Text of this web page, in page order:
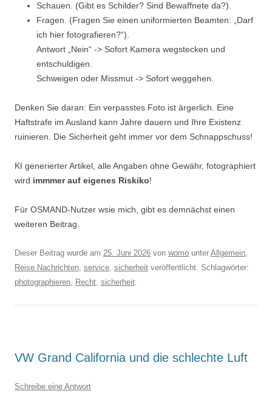
Schauen. (Gibt es Schilder? Sind Bewaffnete da?).
Fragen. (Fragen Sie einen uniformierten Beamten: „Darf
ich hier fotografieren?“).
Antwort „Nein“ -> Sofort Kamera wegstecken und
entschuldigen.
Schweigen oder Missmut -> Sofort weggehen.
Denken Sie daran: Ein verpasstes Foto ist ärgerlich. Eine
Haftstrafe im Ausland kann Jahre dauern und Ihre Existenz
ruinieren. Die Sicherheit geht immer vor dem Schnappschuss!
KI generierter Artikel, alle Angaben ohne Gewähr, fotographiert
wird immmer auf eigenes Riskiko!
Für OSMAND-Nutzer wsie mich, gibt es demnächst einen
weiteren Beitrag.
Dieser Beitrag wurde am 25. Juni 2026 von womo unter Allgemein,
Reise Nachrichten, service, sicherheit veröffentlicht. Schlagwörter:
photographieren, Recht, sicherheit.
VW Grand California und die schlechte Luft
Schreibe eine Antwort